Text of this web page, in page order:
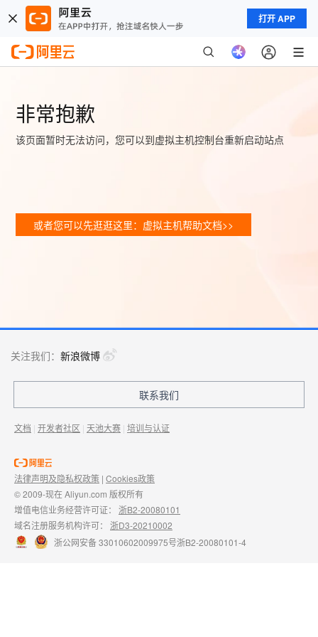
打开 APP
非常抱歉
该页面暂时无法访问，您可以到虚拟主机控制台重新启动站点
或者您可以先逛逛这里：虚拟主机帮助文档>>